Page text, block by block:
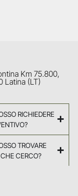
Km 75.800,
Latina (LT)
RICHIEDERE
TROVARE
CERCO?